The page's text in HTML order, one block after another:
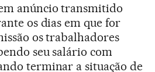
anúncio transmitido
os dias em que for
os trabalhadores
seu salário com
terminar a situação de